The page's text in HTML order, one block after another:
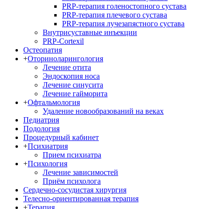
PRP-терапия голеностопного сустава
PRP-терапия плечевого сустава
PRP-терапия лучезапястного сустава
Внутрисуставные инъекции
PRP-Cortexil
Остеопатия
+Оториноларингология
Лечение отита
Эндоскопия носа
Лечение синусита
Лечение гайморита
+Офтальмология
Удаление новообразований на веках
Педиатрия
Подология
Процедурный кабинет
+Психиатрия
Прием психиатра
+Психология
Лечение зависимостей
Приём психолога
Сердечно-сосудистая хирургия
Телесно-ориентированная терапия
+Терапия